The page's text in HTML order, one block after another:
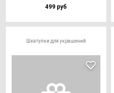
499 руб
Шкатулки для украшений